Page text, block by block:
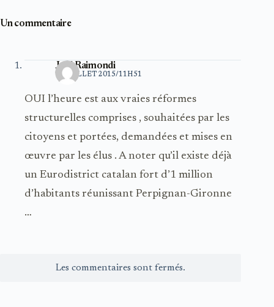
Un commentaire
Joel Raimondi
14 JUILLET 2015/11H51
OUI l’heure est aux vraies réformes
structurelles comprises , souhaitées par les
citoyens et portées, demandées et mises en
œuvre par les élus . A noter qu’il existe déjà
un Eurodistrict catalan fort d’1 million
d’habitants réunissant Perpignan-Gironne
…
Les commentaires sont fermés.